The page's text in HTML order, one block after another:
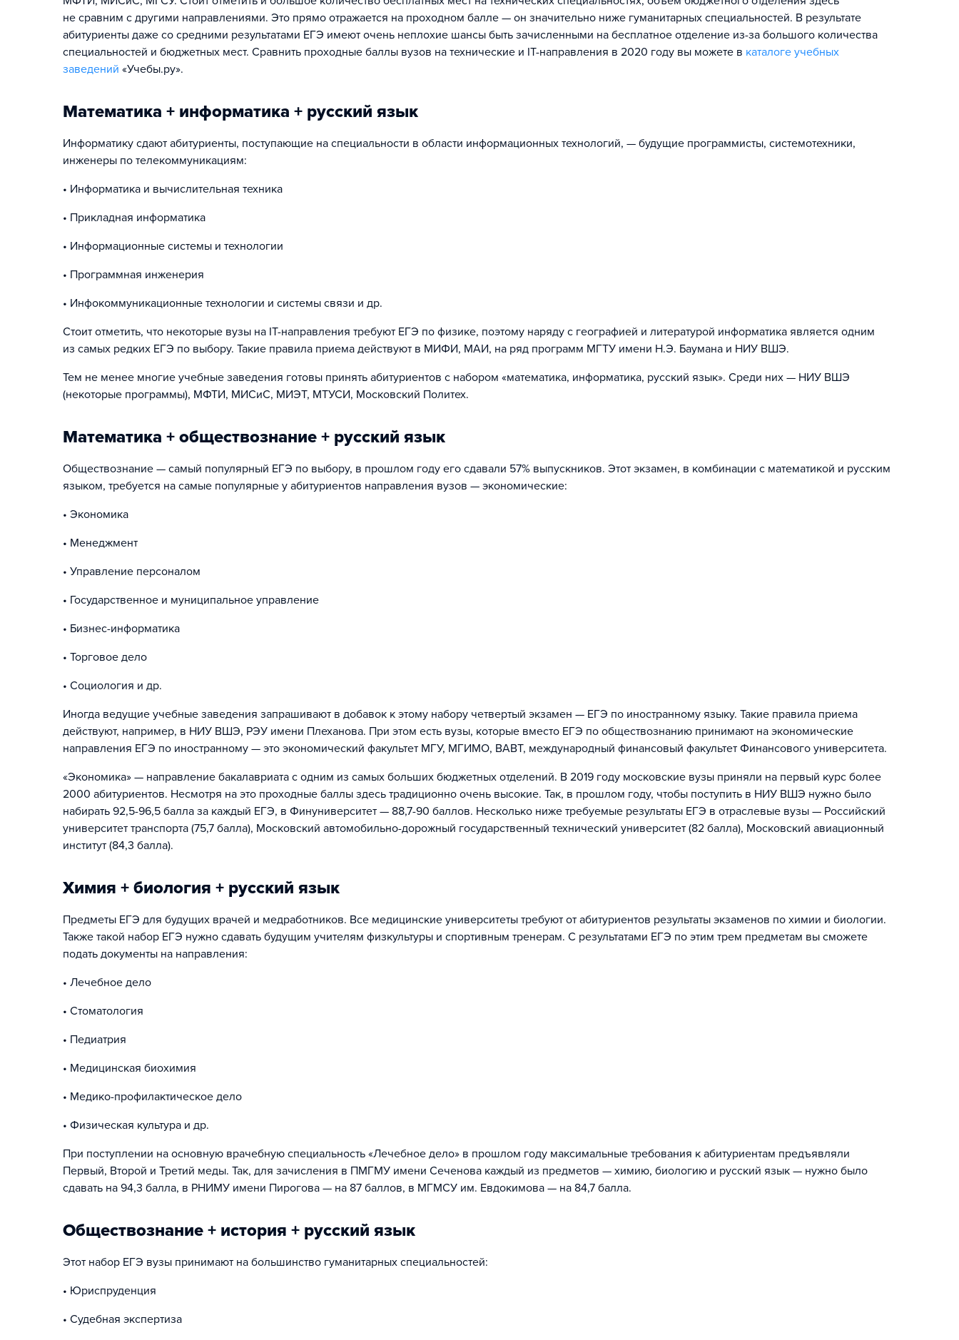
не сравним с другими направлениями. Это прямо отражается на проходном балле — он значительно ниже гуманитарных специальностей. В результате
абитуриенты даже со средними результатами ЕГЭ имеют очень неплохие шансы быть зачисленными на бесплатное отделение из-за большого количества
специальностей и бюджетных мест. Сравнить проходные баллы вузов на технические и IT-направления в 2020 году вы можете в каталоге учебных
заведений «Учебы.ру».
Математика + информатика + русский язык
Информатику сдают абитуриенты, поступающие на специальности в области информационных технологий, — будущие программисты, системотехники,
инженеры по телекоммуникациям:
• Информатика и вычислительная техника
• Прикладная информатика
• Информационные системы и технологии
• Программная инженерия
• Инфокоммуникационные технологии и системы связи и др.
Стоит отметить, что некоторые вузы на IT-направления требуют ЕГЭ по физике, поэтому наряду с географией и литературой информатика является одним
из самых редких ЕГЭ по выбору. Такие правила приема действуют в МИФИ, МАИ, на ряд программ МГТУ имени Н.Э. Баумана и НИУ ВШЭ.
Тем не менее многие учебные заведения готовы принять абитуриентов с набором «математика, информатика, русский язык». Среди них — НИУ ВШЭ
(некоторые программы), МФТИ, МИСиС, МИЭТ, МТУСИ, Московский Политех.
Математика + обществознание + русский язык
Обществознание — самый популярный ЕГЭ по выбору, в прошлом году его сдавали 57% выпускников. Этот экзамен, в комбинации с математикой и русским
языком, требуется на самые популярные у абитуриентов направления вузов — экономические:
• Экономика
• Менеджмент
• Управление персоналом
• Государственное и муниципальное управление
• Бизнес-информатика
• Торговое дело
• Социология и др.
Иногда ведущие учебные заведения запрашивают в добавок к этому набору четвертый экзамен — ЕГЭ по иностранному языку. Такие правила приема
действуют, например, в НИУ ВШЭ, РЭУ имени Плеханова. При этом есть вузы, которые вместо ЕГЭ по обществознанию принимают на экономические
направления ЕГЭ по иностранному — это экономический факультет МГУ, МГИМО, ВАВТ, международный финансовый факультет Финансового университета.
«Экономика» — направление бакалавриата с одним из самых больших бюджетных отделений. В 2019 году московские вузы приняли на первый курс более
2000 абитуриентов. Несмотря на это проходные баллы здесь традиционно очень высокие. Так, в прошлом году, чтобы поступить в НИУ ВШЭ нужно было
набирать 92,5-96,5 балла за каждый ЕГЭ, в Финуниверситет — 88,7-90 баллов. Несколько ниже требуемые результаты ЕГЭ в отраслевые вузы — Российский
университет транспорта (75,7 балла), Московский автомобильно-дорожный государственный технический университет (82 балла), Московский авиационный
институт (84,3 балла).
Химия + биология + русский язык
Предметы ЕГЭ для будущих врачей и медработников. Все медицинские университеты требуют от абитуриентов результаты экзаменов по химии и биологии.
Также такой набор ЕГЭ нужно сдавать будущим учителям физкультуры и спортивным тренерам. С результатами ЕГЭ по этим трем предметам вы сможете
подать документы на направления:
• Лечебное дело
• Стоматология
• Педиатрия
• Медицинская биохимия
• Медико-профилактическое дело
• Физическая культура и др.
При поступлении на основную врачебную специальность «Лечебное дело» в прошлом году максимальные требования к абитуриентам предъявляли
Первый, Второй и Третий меды. Так, для зачисления в ПМГМУ имени Сеченова каждый из предметов — химию, биологию и русский язык — нужно было
сдавать на 94,3 балла, в РНИМУ имени Пирогова — на 87 баллов, в МГМСУ им. Евдокимова — на 84,7 балла.
Обществознание + история + русский язык
Этот набор ЕГЭ вузы принимают на большинство гуманитарных специальностей:
• Юриспруденция
• Судебная экспертиза